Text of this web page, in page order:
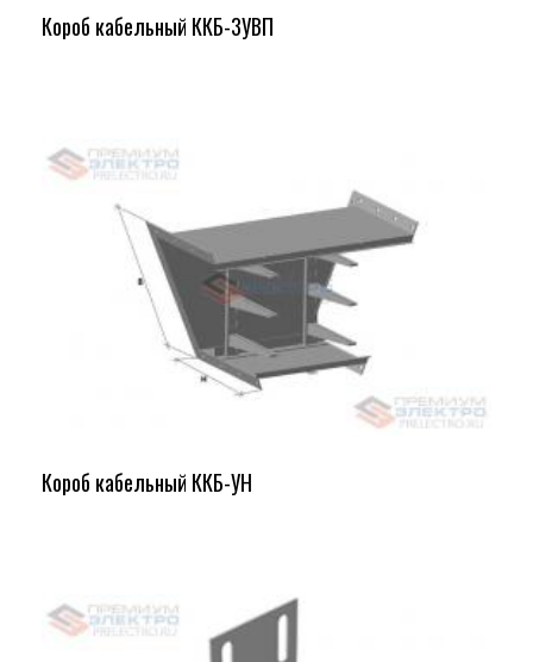
Короб кабельный ККБ-3УВП
Короб кабельный ККБ-УН